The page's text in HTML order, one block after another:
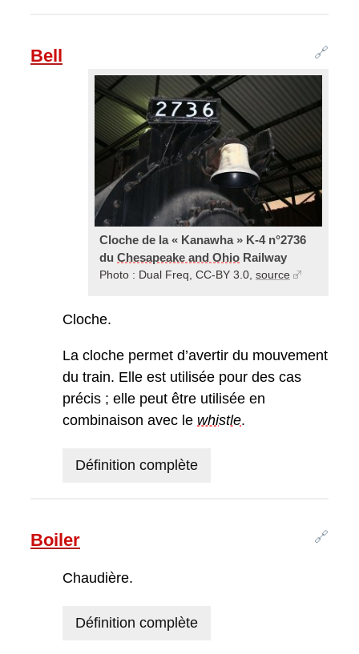
🔗
Bell
Cloche de la « Kanawha » K-4 n°2736
du Chesapeake and Ohio Railway
Photo : Dual Freq, CC-BY 3.0, source
Cloche.
La cloche permet d’avertir du mouvement
du train. Elle est utilisée pour des cas
précis ; elle peut être utilisée en
combinaison avec le whistle.
Définition complète
🔗
Boiler
Chaudière.
Définition complète